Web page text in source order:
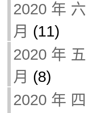
2020 年 六
月 (11)
2020 年 五
月 (8)
2020 年 四